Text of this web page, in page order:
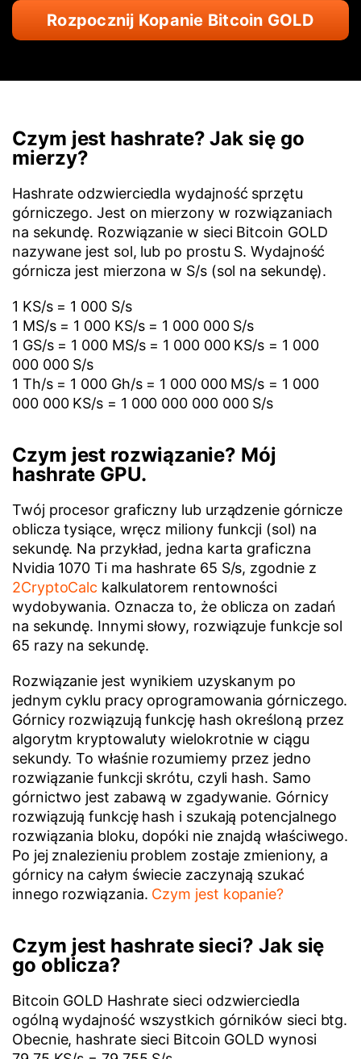
Rozpocznij Kopanie Bitcoin GOLD
Czym jest hashrate? Jak się go
mierzy?
Hashrate odzwierciedla wydajność sprzętu
górniczego. Jest on mierzony w rozwiązaniach
na sekundę. Rozwiązanie w sieci Bitcoin GOLD
nazywane jest sol, lub po prostu S. Wydajność
górnicza jest mierzona w S/s (sol na sekundę).
1 KS/s = 1 000 S/s
1 MS/s = 1 000 KS/s = 1 000 000 S/s
1 GS/s = 1 000 MS/s = 1 000 000 KS/s = 1 000
000 000 S/s
1 Th/s = 1 000 Gh/s = 1 000 000 MS/s = 1 000
000 000 KS/s = 1 000 000 000 000 S/s
Czym jest rozwiązanie? Mój
hashrate GPU.
Twój procesor graficzny lub urządzenie górnicze
oblicza tysiące, wręcz miliony funkcji (sol) na
sekundę. Na przykład, jedna karta graficzna
Nvidia 1070 Ti ma hashrate 65 S/s, zgodnie z
2CryptoCalc kalkulatorem rentowności
wydobywania. Oznacza to, że oblicza on zadań
na sekundę. Innymi słowy, rozwiązuje funkcje sol
65 razy na sekundę.
Rozwiązanie jest wynikiem uzyskanym po
jednym cyklu pracy oprogramowania górniczego.
Górnicy rozwiązują funkcję hash określoną przez
algorytm kryptowaluty wielokrotnie w ciągu
sekundy. To właśnie rozumiemy przez jedno
rozwiązanie funkcji skrótu, czyli hash. Samo
górnictwo jest zabawą w zgadywanie. Górnicy
rozwiązują funkcję hash i szukają potencjalnego
rozwiązania bloku, dopóki nie znajdą właściwego.
Po jej znalezieniu problem zostaje zmieniony, a
górnicy na całym świecie zaczynają szukać
innego rozwiązania. Czym jest kopanie?
Czym jest hashrate sieci? Jak się
go oblicza?
Bitcoin GOLD Hashrate sieci odzwierciedla
ogólną wydajność wszystkich górników sieci btg.
Obecnie, hashrate sieci Bitcoin GOLD wynosi